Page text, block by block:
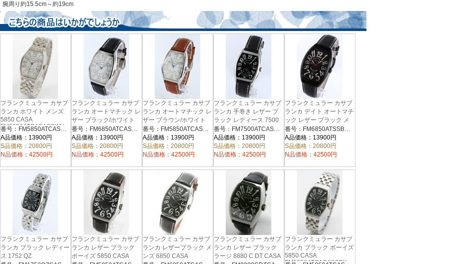
腕周り約15.5cm～約19cm
フランクミュラー カサブ
ランカ ホワイト メンズ
5850 CASA
FM5850ATCASASSWH番号：FM5850ATCASASSWH
A品価格：13900円
S品価格：20800円
N品価格：42500円
フランクミュラー カサブ
ランカ オートマチック レ
ザー ブラック/ホワイト
メンズ 6850 CASA
FM6850ATCASASSWHLZBK
番号：FM6850ATCASASSWHLZBK
A品価格：13900円
S品価格：20800円
N品価格：42500円
フランクミュラー カサブ
ランカ オートマチック レ
ザー ブラウン/ホワイト
ボーイズ 5850 CASA
FM5850ATCASASSBRLZWH
番号：FM5850ATCASASSBRLZWH
A品価格：13900円
S品価格：20800円
N品価格：42500円
フランクミュラー カサブ
ランカ 手巻き レザー ブ
ラック レディース 7500
S6
FM7500ATCASASSBKLZBK
番号：FM7500ATCASASSBKLZBK
A品価格：13900円
S品価格：20800円
N品価格：42500円
フランクミュラー カサブ
ランカ デイト オートマチ
ック レザー ブラック メ
ンズ 6850 C DT NR
FM6850ATSSBKRELZBK
番号：FM6850ATSSBKRELZBK
A品価格：13900円
S品価格：20800円
N品価格：42500円
フランクミュラー カサブ
ランカ ブラック レディー
ス 1752 QZ
フランクミュラー カサブ
ランカ レザー ブラック
ボーイズ 5850 CASA
フランクミュラー カサブ
ランカ レザーブラック メ
ンズ 6850 CASA
フランクミュラー カサブ
ランカ レザー ブラック
ラージ 8880 C DT CASA
フランクミュラー カサブ
ランカ ブラック ボーイズ
5850 CASA